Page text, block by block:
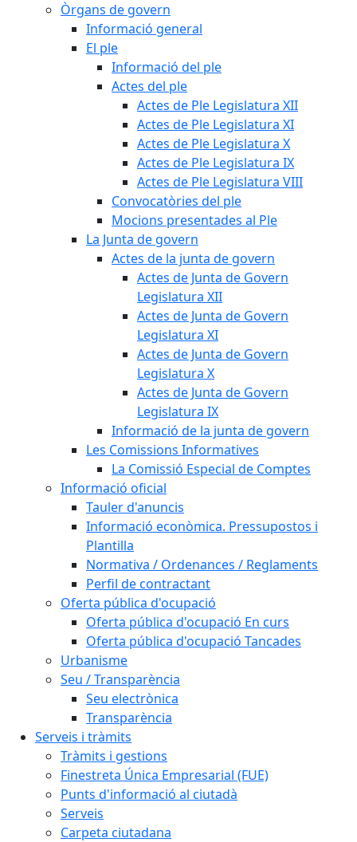
Òrgans de govern
Informació general
El ple
Informació del ple
Actes del ple
Actes de Ple Legislatura XII
Actes de Ple Legislatura XI
Actes de Ple Legislatura X
Actes de Ple Legislatura IX
Actes de Ple Legislatura VIII
Convocatòries del ple
Mocions presentades al Ple
La Junta de govern
Actes de la junta de govern
Actes de Junta de Govern
Legislatura XII
Actes de Junta de Govern
Legislatura XI
Actes de Junta de Govern
Legislatura X
Actes de Junta de Govern
Legislatura IX
Informació de la junta de govern
Les Comissions Informatives
La Comissió Especial de Comptes
Informació oficial
Tauler d'anuncis
Informació econòmica. Pressupostos i
Plantilla
Normativa / Ordenances / Reglaments
Perfil de contractant
Oferta pública d'ocupació
Oferta pública d'ocupació En curs
Oferta pública d'ocupació Tancades
Urbanisme
Seu / Transparència
Seu electrònica
Transparència
Serveis i tràmits
Tràmits i gestions
Finestreta Única Empresarial (FUE)
Punts d'informació al ciutadà
Serveis
Carpeta ciutadana